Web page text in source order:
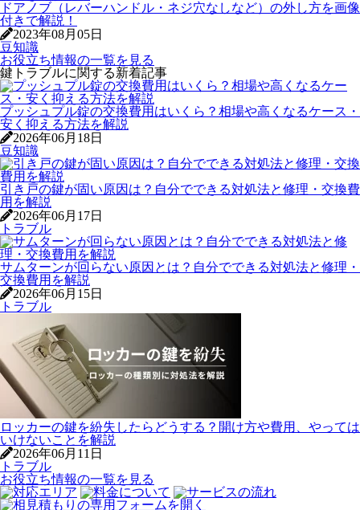
ドアノブ（レバーハンドル・ネジ穴なしなど）の外し方を画像
付きで解説！
2023年08月05日
豆知識
お役立ち情報の一覧を見る
鍵トラブルに関する新着記事
プッシュプル錠の交換費用はいくら？相場や高くなるケース・
安く抑える方法を解説
2026年06月18日
豆知識
引き戸の鍵が固い原因は？自分でできる対処法と修理・交換費
用を解説
2026年06月17日
トラブル
サムターンが回らない原因とは？自分でできる対処法と修理・
交換費用を解説
2026年06月15日
トラブル
ロッカーの鍵を紛失したらどうする？開け方や費用、やっては
いけないことを解説
2026年06月11日
トラブル
お役立ち情報の一覧を見る